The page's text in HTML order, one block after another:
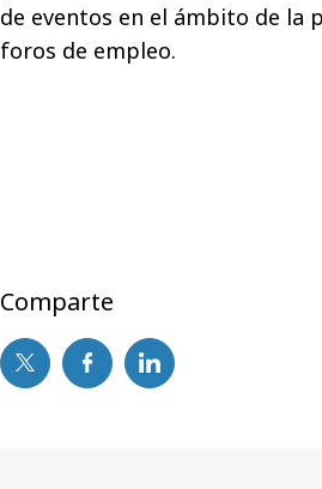
de eventos en el ámbito de la
foros de empleo.
Comparte